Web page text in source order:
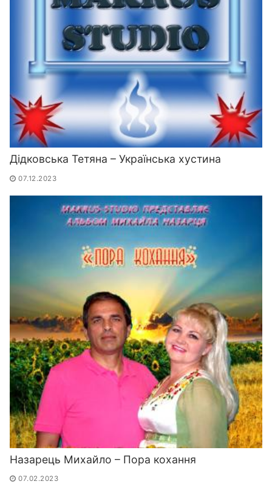
Дідковська Тетяна – Українська хустина
07.12.2023
Назарець Михайло – Пора кохання
07.02.2023